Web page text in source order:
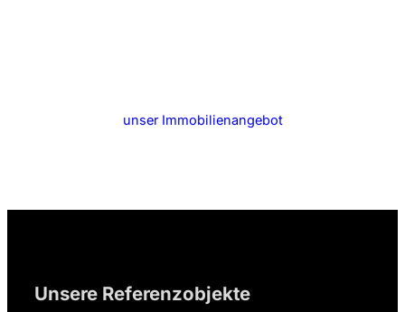
unser Immobilienangebot
Unsere Referenzobjekte